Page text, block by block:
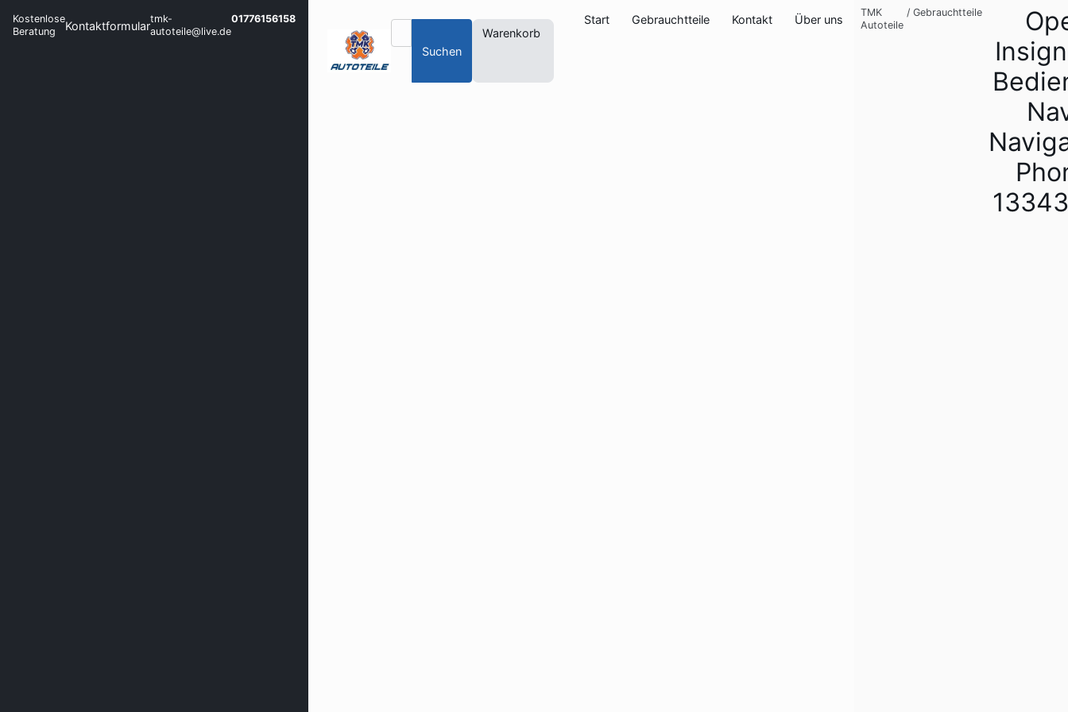
Kostenlose
Beratung
Kontaktformulartmk-
autoteile@live.de
01776156158
Suchen
Warenkorb
Start Gebrauchtteile Kontakt Über uns
TMK
Autoteile
/ Gebrauchtteile